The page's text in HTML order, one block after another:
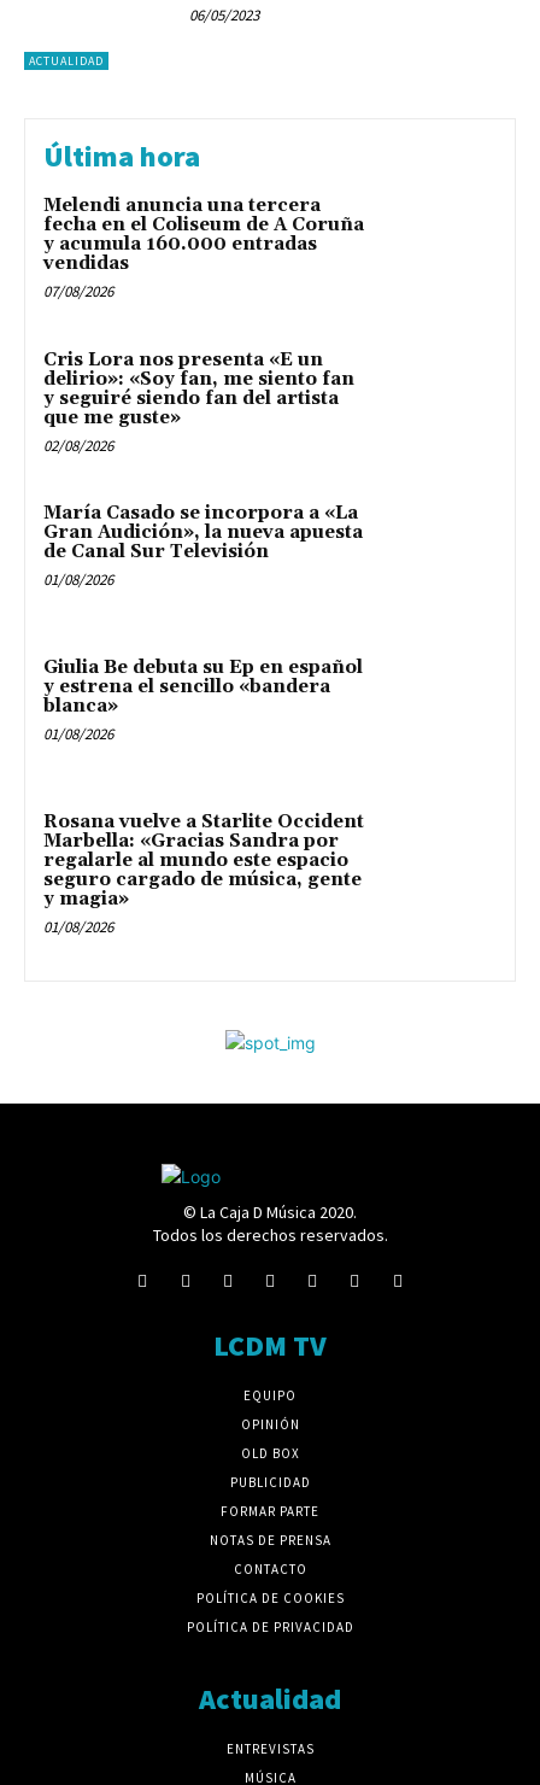
ACTUALIDAD
06/05/2023
Última hora
Melendi anuncia una tercera
fecha en el Coliseum de A Coruña
y acumula 160.000 entradas
vendidas
07/08/2026
Cris Lora nos presenta «E un
delirio»: «Soy fan, me siento fan
y seguiré siendo fan del artista
que me guste»
02/08/2026
María Casado se incorpora a «La
Gran Audición», la nueva apuesta
de Canal Sur Televisión
01/08/2026
Giulia Be debuta su Ep en español
y estrena el sencillo «bandera
blanca»
01/08/2026
Rosana vuelve a Starlite Occident
Marbella: «Gracias Sandra por
regalarle al mundo este espacio
seguro cargado de música, gente
y magia»
01/08/2026
© La Caja D Música 2020.
Todos los derechos reservados.
LCDM TV
EQUIPO
OPINIÓN
OLD BOX
PUBLICIDAD
FORMAR PARTE
NOTAS DE PRENSA
CONTACTO
POLÍTICA DE COOKIES
POLÍTICA DE PRIVACIDAD
Actualidad
ENTREVISTAS
MÚSICA